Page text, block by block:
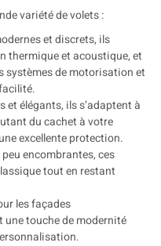
variété de volets :
et discrets, ils
thermique et acoustique, et
systèmes de motorisation et
et élégants, ils s’adaptent à
du cachet à votre
excellente protection.
encombrantes, ces
tout en restant
les façades
touche de modernité